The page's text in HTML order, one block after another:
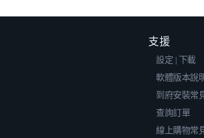
支援
設定 | 下載
軟體版本說
到府安裝常
查詢訂單
線上購物常